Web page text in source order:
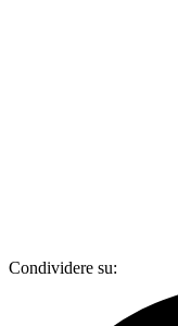
Condividere su: